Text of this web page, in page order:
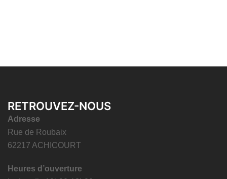
RETROUVEZ-NOUS
Adresse
Rue de Roubaix
62217 ACHICOURT
Heures d’ouverture